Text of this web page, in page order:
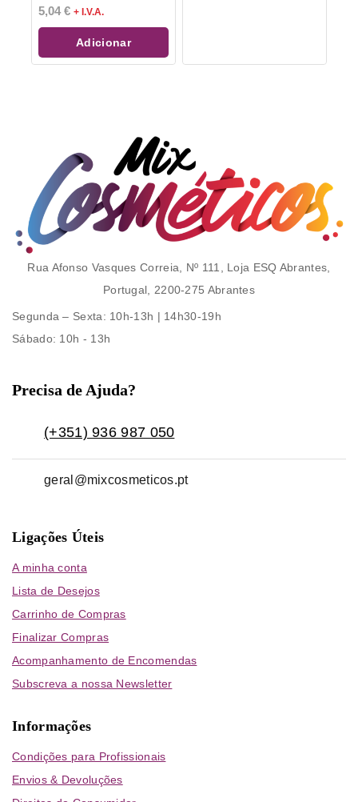
0
de
5
5,04€ + I.V.A.
Adicionar
Rua Afonso Vasques Correia, Nº 111, Loja ESQ Abrantes,
Portugal, 2200-275 Abrantes
Segunda – Sexta: 10h-13h | 14h30-19h
Sábado: 10h - 13h
Precisa de Ajuda?
(+351) 936 987 050
geral@mixcosmeticos.pt
Ligações Úteis
A minha conta
Lista de Desejos
Carrinho de Compras
Finalizar Compras
Acompanhamento de Encomendas
Subscreva a nossa Newsletter
Informações
Condições para Profissionais
Envios & Devoluções